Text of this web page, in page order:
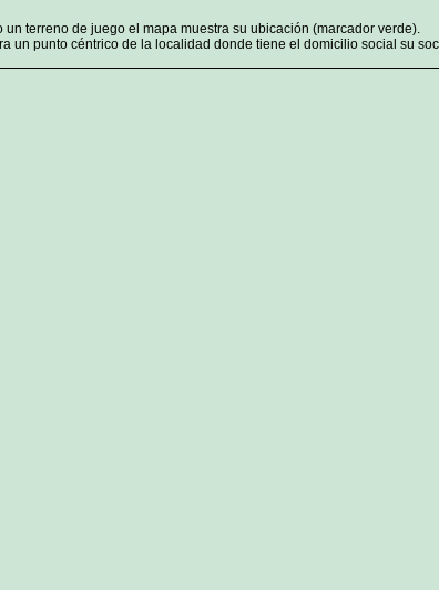
terreno de juego el mapa muestra su ubicación (marcador verde).
un punto céntrico de la localidad donde tiene el domicilio social su